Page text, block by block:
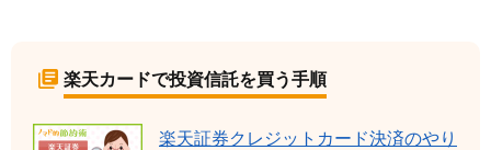
楽天カードで投資信託を買う手順
楽天証券クレジットカード決済のやり